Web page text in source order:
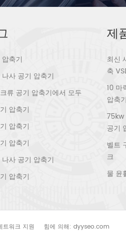
축기
사 공기 압축기
류 공기 압축기에서 모두
압축기
압축기
압축기
사 공기 압축기
압축기
제
최신
축
10 마
압축기
75kw
공기
벨트
크
물 윤
트워크 지원 힘에 의해: dyyseo.com